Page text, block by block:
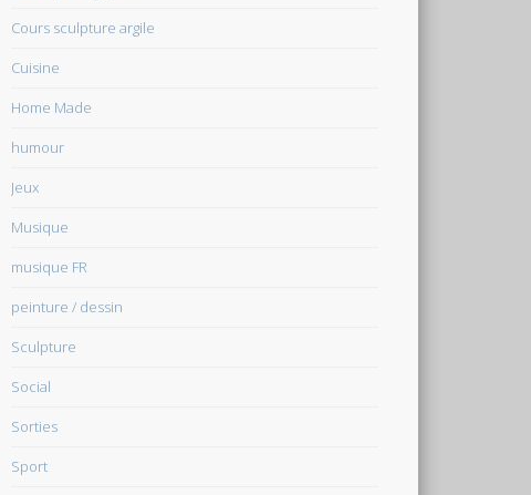
Cours sculpture argile
Cuisine
Home Made
humour
Jeux
Musique
musique FR
peinture / dessin
Sculpture
Social
Sorties
Sport